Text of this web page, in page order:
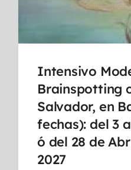
Intensivo
Brainspotting
Salvador, en
fechas): del 3
ó del 28 de
2027